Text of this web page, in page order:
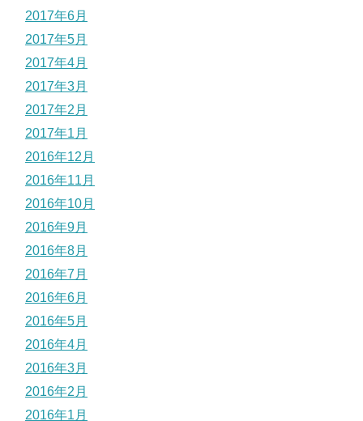
2017年6月
2017年5月
2017年4月
2017年3月
2017年2月
2017年1月
2016年12月
2016年11月
2016年10月
2016年9月
2016年8月
2016年7月
2016年6月
2016年5月
2016年4月
2016年3月
2016年2月
2016年1月